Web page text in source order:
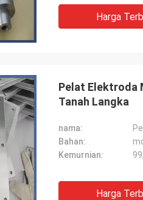
Harga
Pelat Elektroda
Tanah Langka
nama:
Bahan:
Kemurnian:
Harga